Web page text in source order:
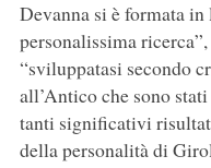
Devanna si è formata
personalissima
“sviluppatasi secondo
all’Antico che sono
tanti significativi
della personalità di